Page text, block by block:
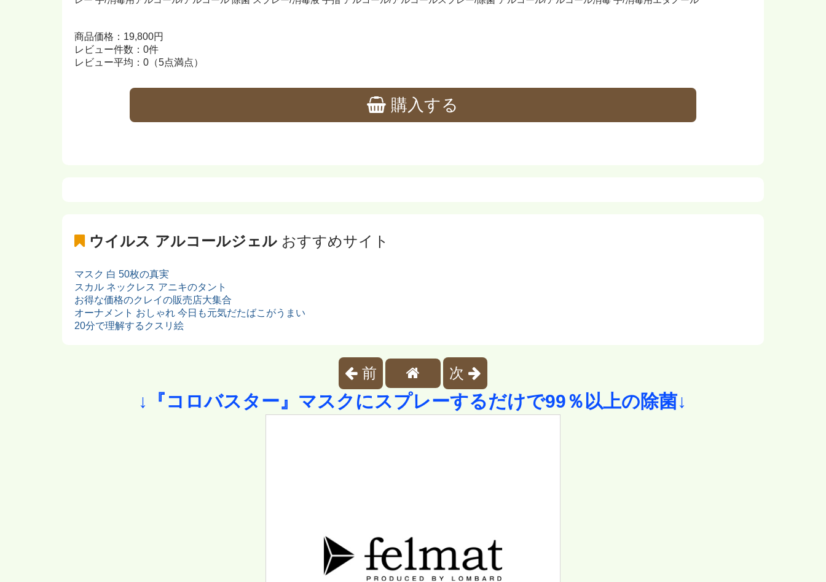
商品価格：19,800円
レビュー件数：0件
レビュー平均：0（5点満点）
購入する
ウイルス アルコールジェルおすすめサイト
マスク 白 50枚の真実
スカル ネックレス アニキのタント
お得な価格のクレイの販売店大集合
オーナメント おしゃれ 今日も元気だたばこがうまい
20分で理解するクスリ絵
前 次
↓『コロバスター』マスクにスプレーするだけで99％以上の除菌↓